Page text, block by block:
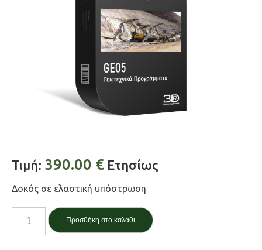
Τιμή: 390.00 € Ετησίως
Δοκός σε ελαστική υπόστρωση
Προσθήκη στο καλάθι